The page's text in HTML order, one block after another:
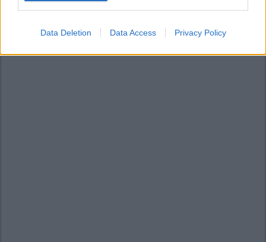
Data Deletion Data Access Privacy Policy